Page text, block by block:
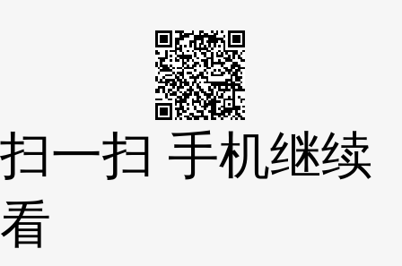
扫一扫 手机继续
看